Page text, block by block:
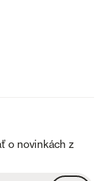
o novinkách z